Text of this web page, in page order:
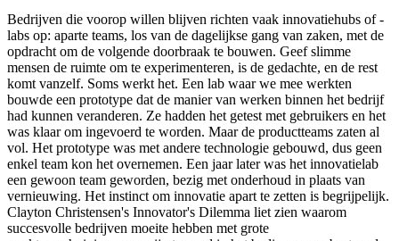
Bedrijven die voorop willen blijven richten vaak innovatiehubs of -
labs op: aparte teams, los van de dagelijkse gang van zaken, met de
opdracht om de volgende doorbraak te bouwen. Geef slimme
mensen de ruimte om te experimenteren, is de gedachte, en de rest
komt vanzelf. Soms werkt het. Een lab waar we mee werkten
bouwde een prototype dat de manier van werken binnen het bedrijf
had kunnen veranderen. Ze hadden het getest met gebruikers en het
was klaar om ingevoerd te worden. Maar de productteams zaten al
vol. Het prototype was met andere technologie gebouwd, dus geen
enkel team kon het overnemen. Een jaar later was het innovatielab
een gewoon team geworden, bezig met onderhoud in plaats van
vernieuwing. Het instinct om innovatie apart te zetten is begrijpelijk.
Clayton Christensen's Innovator's Dilemma liet zien waarom
succesvolle bedrijven moeite hebben met grote